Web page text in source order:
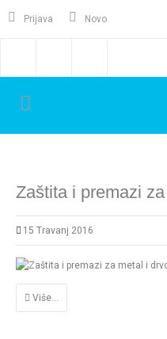
Prijava Novo
Zaštita i premazi
15 Travanj 2016
Više...